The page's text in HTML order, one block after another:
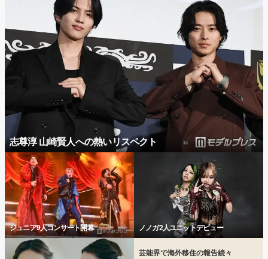
志尊淳 山崎賢人への熱いリスペクト
ジュニア9人コンサート開幕 ノノガ2人ユニットデビュー
芸能界で海外移住の報告続々